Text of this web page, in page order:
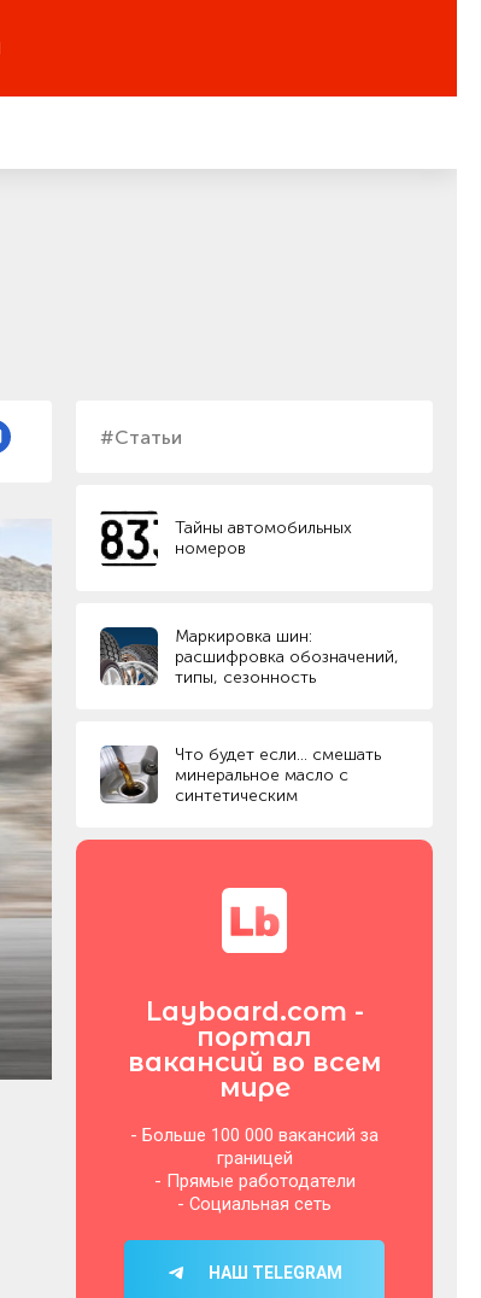
#Статьи
Тайны автомобильных
номеров
Маркировка шин:
расшифровка обозначений,
типы, сезонность
Что будет если… смешать
минеральное масло с
синтетическим
Layboard.com -
портал
вакансий во всем
мире
- Больше 100 000 вакансий за
границей
- Прямые работодатели
- Социальная сеть
НАШ TELEGRAM